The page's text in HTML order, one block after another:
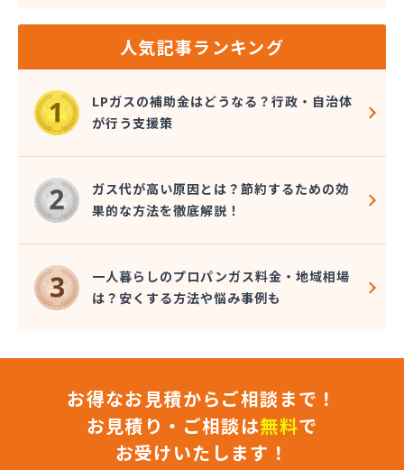
株式会社尾西商店
株式会社米菊
株式会社米定
株式会社堀江兄弟商店
株式会社鈴木石油店
関プロパン
関液化石油ガス協組
丸イプロパン
丸佐LPガス
岐阜県JAビジネスサポート株式会社 岐阜営業所・
LPガス販売センター・LPガス保安センター
岐阜県JAビジネスサポート株式会社 JAガスプラ
ザとうと
岐阜県JAビジネスサポート株式会社 西濃営業所
兼松プロパン瓦斯株式会社
犬飼産業株式会社 可児営業所
犬飼産業株式会社 瑞浪営業所
戸崎プロパン
人気記事ランキング
LPガスの補助金はどうなる？行政・自治体
が行う支援策
ガス代が高い原因とは？節約するための効
果的な方法を徹底解説！
一人暮らしのプロパンガス料金・地域相場
は？安くする方法や悩み事例も
お得なお見積からご相談まで！
お見積り・ご相談は無料で
お受けいたします！